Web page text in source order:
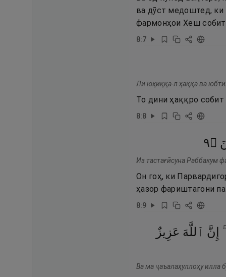
ва дӯст медоштед,
фармонҳои Хеш собит
8:7
Ли юҳиққа-л ҳаққа ва
То дини ҳаққро собит
8:8
۝٩
Из тастағӣсуна Раббакум
Он гоҳ, ки
ҳазор фариштагони
8:9
إِنَّ ٱللَّهَ عَزِيزٌ
Ва ма ҷаъалаҳуллоҳу илла